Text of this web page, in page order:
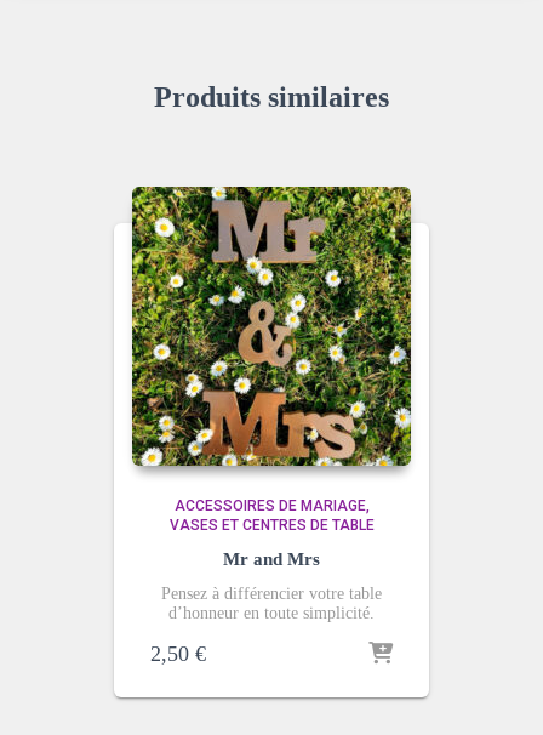
Produits similaires
ACCESSOIRES DE MARIAGE
VASES ET CENTRES DE TABLE
Mr and Mrs
Pensez à différencier votre table
d’honneur en toute simplicité.
2,50 €